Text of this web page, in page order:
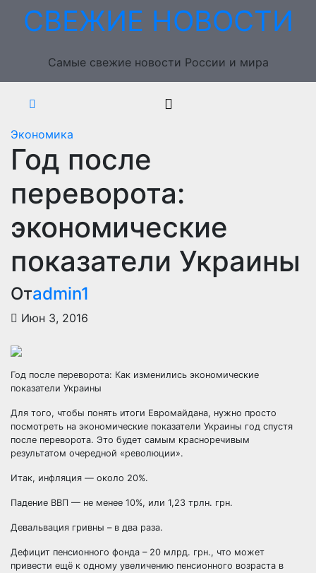
ПерейтиСВЕЖИЕ НОВОСТИ
Самые свежие новости России и мира
Экономика
Год после
переворота:
экономические
показатели Украины
Отadmin1
Июн 3, 2016
Год после переворота: Как изменились экономические
показатели Украины
Для того, чтобы понять итоги Евромайдана, нужно просто
посмотреть на экономические показатели Украины год спустя
после переворота. Это будет самым красноречивым
результатом очередной «революции».
Итак, инфляция — около 20%.
Падение ВВП — не менее 10%, или 1,23 трлн. грн.
Девальвация гривны – в два раза.
Дефицит пенсионного фонда – 20 млрд. грн., что может
привести ещё к одному увеличению пенсионного возраста в